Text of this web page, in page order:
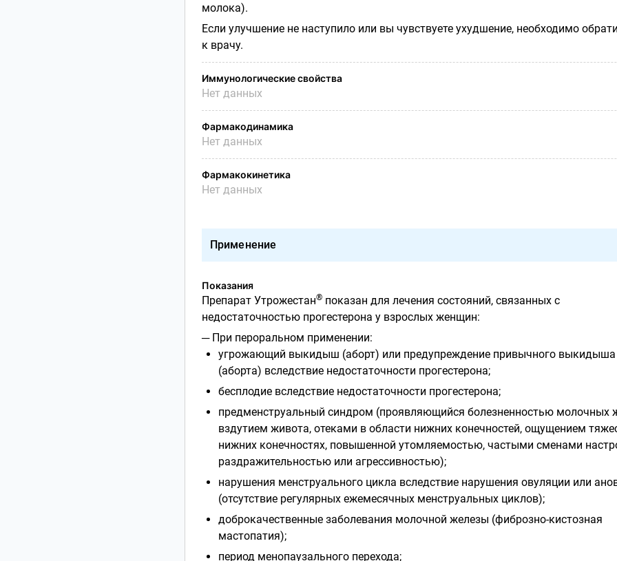
молока).
Если улучшение не наступило или вы чувствуете ухудшение, необходимо
к врачу.
Иммунологические свойства
Нет данных
Фармакодинамика
Нет данных
Фармакокинетика
Нет данных
Применение
Показания
Препарат Утрожестан®показан для лечения состояний, связанных с
недостаточностью прогестерона у взрослых женщин:
─ При пероральном применении:
угрожающий выкидыш (аборт) или предупреждение привычного выкидыша
(аборта) вследствие недостаточности прогестерона;
бесплодие вследствие недостаточности прогестерона;
предменструальный синдром (проявляющийся болезненностью молочных
вздутием живота, отеками в области нижних конечностей, ощущением
нижних конечностях, повышенной утомляемостью, частыми сменами
раздражительностью или агрессивностью);
нарушения менструального цикла вследствие нарушения овуляции или
(отсутствие регулярных ежемесячных менструальных циклов);
доброкачественные заболевания молочной железы (фиброзно-кистозная
мастопатия);
период менопаузального перехода;